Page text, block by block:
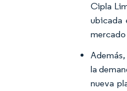
Cipla
ubicada
la
nueva